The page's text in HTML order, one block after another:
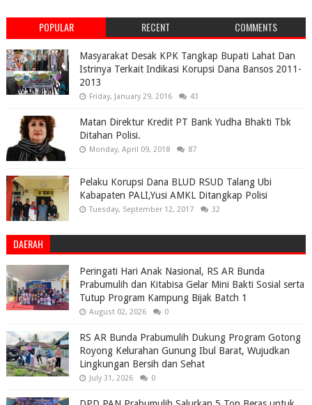
POPULAR RECENT COMMENTS
Masyarakat Desak KPK Tangkap Bupati Lahat Dan
Istrinya Terkait Indikasi Korupsi Dana Bansos 2011-
2013
Friday, January 29, 2016 43
Matan Direktur Kredit PT Bank Yudha Bhakti Tbk
Ditahan Polisi.
Monday, April 09, 2018 87
Pelaku Korupsi Dana BLUD RSUD Talang Ubi
Kabapaten PALI,Yusi AMKL Ditangkap Polisi
Tuesday, September 12, 2017 32
DAERAH
Peringati Hari Anak Nasional, RS AR Bunda
Prabumulih dan Kitabisa Gelar Mini Bakti Sosial serta
Tutup Program Kampung Bijak Batch 1
August 02, 2026 0
RS AR Bunda Prabumulih Dukung Program Gotong
Royong Kelurahan Gunung Ibul Barat, Wujudkan
Lingkungan Bersih dan Sehat
July 31, 2026 0